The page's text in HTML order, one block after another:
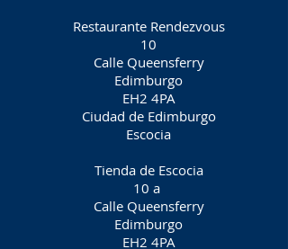
Restaurante Rendezvous
10
Calle Queensferry
Edimburgo
EH2 4PA
Ciudad de Edimburgo
Escocia
Tienda de Escocia
10 a
Calle Queensferry
Edimburgo
EH2 4PA